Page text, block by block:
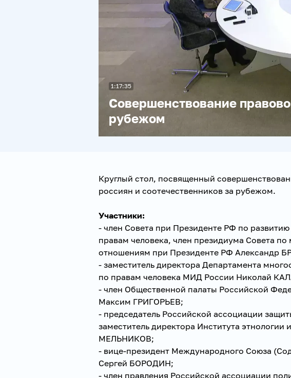
Совершенствование
рубежом
1:17:35
Круглый стол, посвященный
россиян и соотечественников за рубежом.
Участники:
- член Совета при Президенте РФ по
правам человека, член президиума Совета
отношениям при Президенте РФ Александр
- заместитель директора Департамента
по правам человека МИД России Николай
- член Общественной палаты Российской
Максим ГРИГОРЬЕВ;
- председатель Российской ассоциации
заместитель директора Института этнологии
МЕЛЬНИКОВ;
- вице-президент Международного Союза
Сергей БОРОДИН;
- член правления Российской ассоциации